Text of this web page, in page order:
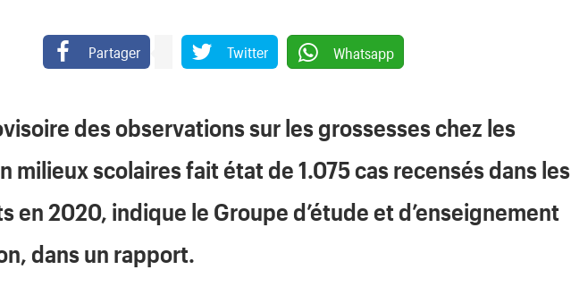
Partager Twitter Whatsapp
des observations sur les grossesses chez les
milieux scolaires fait état de 1.075 cas recensés dans les
en 2020, indique le Groupe d’étude et d’enseignement
dans un rapport.